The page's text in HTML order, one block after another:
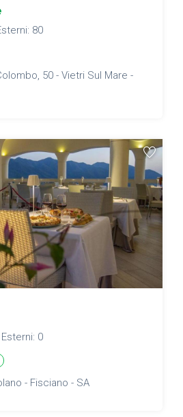
80
50 - Vietri Sul Mare -
0
- Fisciano - SA